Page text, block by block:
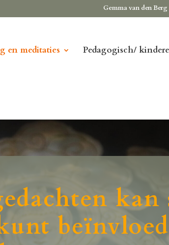
Gemma van den Berg
en meditaties Pedagogisch/
kan